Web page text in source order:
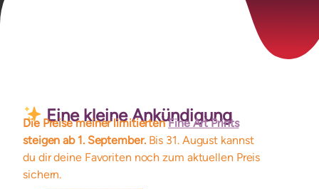
Eine kleine Ankündigung
Die Preise meiner limitiertenFine Art Prints
steigen ab 1. September. Bis 31. August kannst
du dir deine Favoriten noch zum aktuellen Preis
sichern.